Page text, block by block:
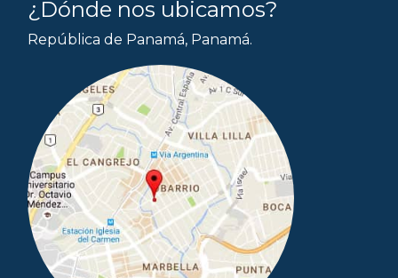
¿Dónde nos ubicamos?
República de Panamá, Panamá.